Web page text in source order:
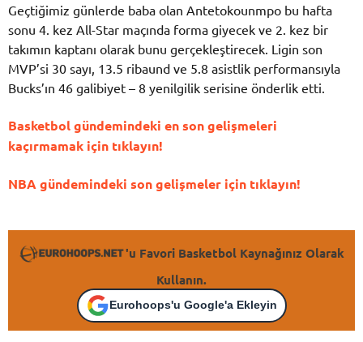
Geçtiğimiz günlerde baba olan Antetokounmpo bu hafta
sonu 4. kez All-Star maçında forma giyecek ve 2. kez bir
takımın kaptanı olarak bunu gerçekleştirecek. Ligin son
MVP’si 30 sayı, 13.5 ribaund ve 5.8 asistlik performansıyla
Bucks’ın 46 galibiyet – 8 yenilgilik serisine önderlik etti.
Basketbol gündemindeki en son gelişmeleri
kaçırmamak için tıklayın!
NBA gündemindeki son gelişmeler için tıklayın!
'u Favori Basketbol Kaynağınız Olarak
Kullanın.
Eurohoops'u Google'a Ekleyin